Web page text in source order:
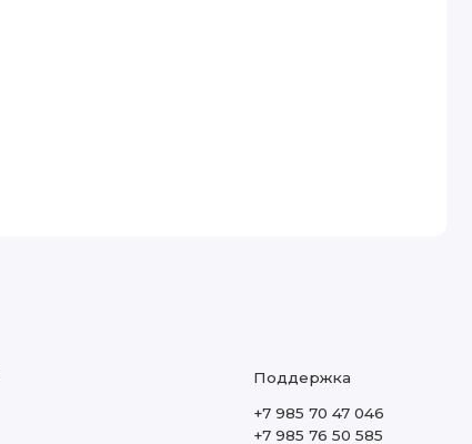
Поддержка
+7 985 70 47 046
+7 985 76 50 585